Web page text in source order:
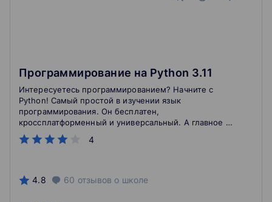
Программирование на Python 3.11
4
Интересуетесь программированием? Начните с
Python! Самый простой в изучении язык
программирования. Он бесплатен,
кроссплатформенный и универсальный. А главное —
на нем можно писать несложные и эффективные
программы.
4.8 60 отзывов о школе